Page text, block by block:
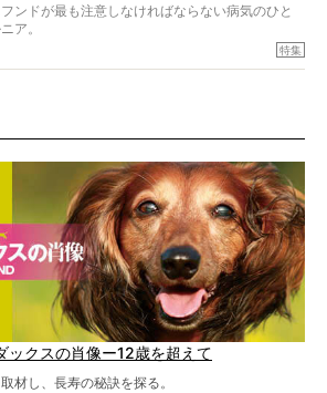
ンドが最も注意しなければならない病気のひと
ア。
ルニアに、負けない』では、ヘルニアに強い動物
与する治療により、歩けなかった子が投与37日で
特集
ックスの肖像ー12歳を超えて
材し、長寿の秘訣を探る。